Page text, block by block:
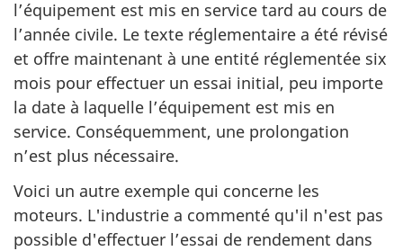
l’équipement est mis en service tard au cours de
l’année civile. Le texte réglementaire a été révisé
et offre maintenant à une entité réglementée six
mois pour effectuer un essai initial, peu importe
la date à laquelle l’équipement est mis en
service. Conséquemment, une prolongation
n’est plus nécessaire.
Voici un autre exemple qui concerne les
moteurs. L'industrie a commenté qu'il n'est pas
possible d'effectuer l’essai de rendement dans